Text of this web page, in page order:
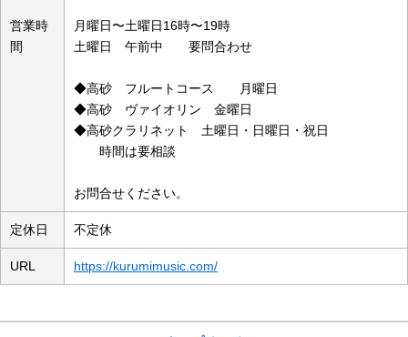
営業時
間
月曜日〜土曜日16時〜19時
土曜日 午前中 要問合わせ
◆高砂 フルートコース 月曜日
◆高砂 ヴァイオリン 金曜日
◆高砂クラリネット 土曜日・日曜日・祝日
時間は要相談
お問合せください。
定休日 不定休
URL https://kurumimusic.com/